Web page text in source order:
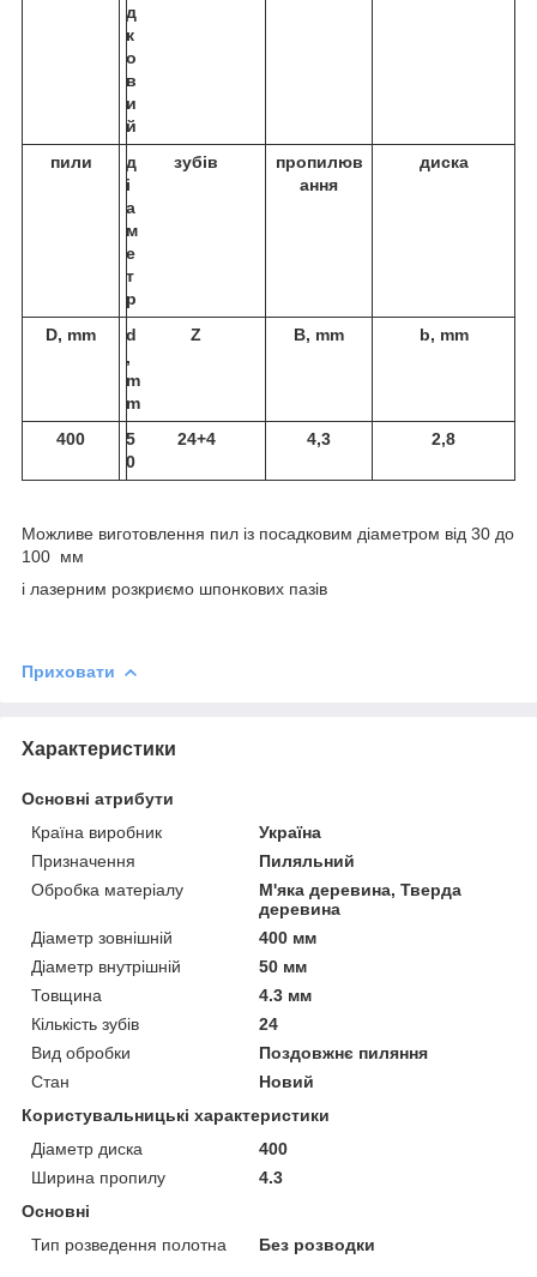
д
к
о
в
и
й
пили
д
і
а
м
е
т
р
зубів
пропилюв
ання
диска
D, mm
d
,
m
m
Z B, mm b, mm
400
5
0
24+4 4,3 2,8
Можливе виготовлення пил із посадковим діаметром від 30 до
100 мм
і лазерним розкриємо шпонкових пазів
Приховати
Характеристики
Основні атрибути
Країна виробник
Україна
Призначення
Пиляльний
Обробка матеріалу
М'яка деревина, Тверда
деревина
Діаметр зовнішній
400 мм
Діаметр внутрішній
50 мм
Товщина
4.3 мм
Кількість зубів
24
Вид обробки
Поздовжнє пиляння
Стан
Новий
Користувальницькі характеристики
Діаметр диска
400
Ширина пропилу
4.3
Основні
Тип розведення полотна
Без розводки